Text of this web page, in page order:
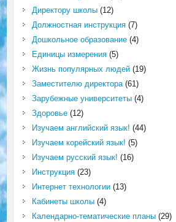
Директору школы(12)
Должностная инструкция(7)
Дошкольное образование(4)
Единицы измерения(5)
Жизнь популярных людей(19)
Заместителю директора(61)
Зарубежные университеты(4)
Здоровье(12)
Изучаем английский язык! (44)
Изучаем корейский язык! (5)
Изучаем русский язык! (16)
Инструкция(23)
Интернет технологии(13)
Кабинеты школы(4)
Календарно-тематические планы(29)